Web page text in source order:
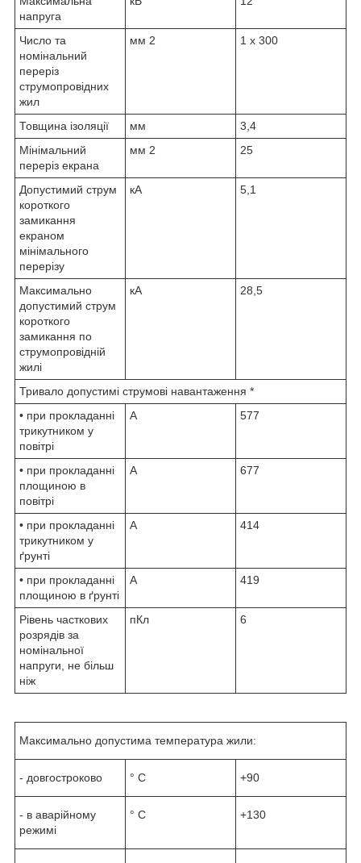
напруга
Число та
номінальний
переріз
струмопровідних
жил
мм 2 1 x 300
Товщина ізоляції мм
3,4
Мінімальний
переріз екрана
мм 2 25
Допустимий струм
короткого
замикання
екраном
мінімального
перерізу
кА 5,1
Максимально
допустимий струм
короткого
замикання по
струмопровідній
жилі
кА 28,5
Тривало допустимі струмові навантаження *
• при прокладанні
трикутником у
повітрі
А 577
• при прокладанні
площиною в
повітрі
А 677
• при прокладанні
трикутником у
ґрунті
А 414
• при прокладанні
площиною в ґрунті
А 419
Рівень часткових
розрядів за
номінальної
напруги, не більш
ніж
пКл 6
Максимально допустима температура жили:
- довгостроково ° С +90
- в аварійному
режимі
° С +130